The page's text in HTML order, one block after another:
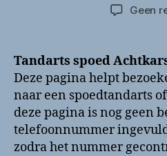
Geen
Tandarts spoed
Deze pagina helpt
naar een spoedtandarts
deze pagina is nog geen
telefoonnummer
zodra het nummer